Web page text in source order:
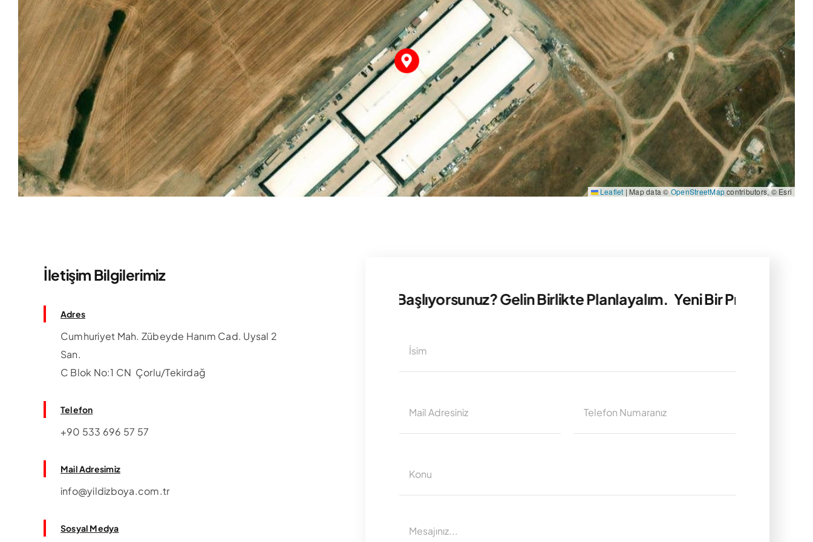
Leaflet | Map data © OpenStreetMapcontributors, © Esri
İletişim Bilgilerimiz
Adres
Cumhuriyet Mah. Zübeyde Hanım Cad. Uysal 2
San.
C Blok No:1 CN Çorlu/Tekirdağ
Telefon
+90 533 696 57 57
Mail Adresimiz
info@yildizboya.com.tr
Sosyal Medya
Yeni Bir Projeye Mi Başlıyorsunuz? Gelin Birlikte Planlayalım. Yeni Bir Projeye Mi